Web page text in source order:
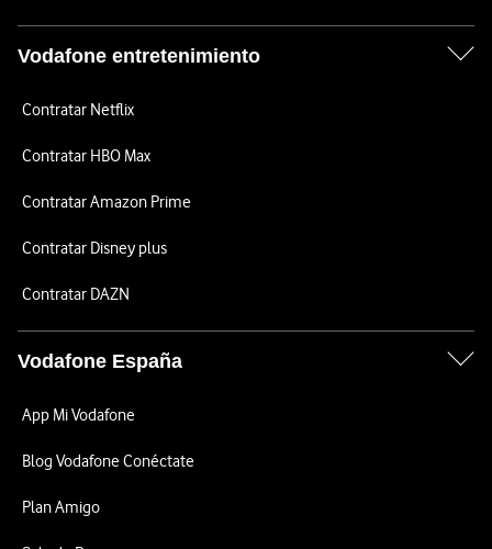
Vodafone entretenimiento
Contratar Netflix
Contratar HBO Max
Contratar Amazon Prime
Contratar Disney plus
Contratar DAZN
Vodafone España
App Mi Vodafone
Blog Vodafone Conéctate
Plan Amigo